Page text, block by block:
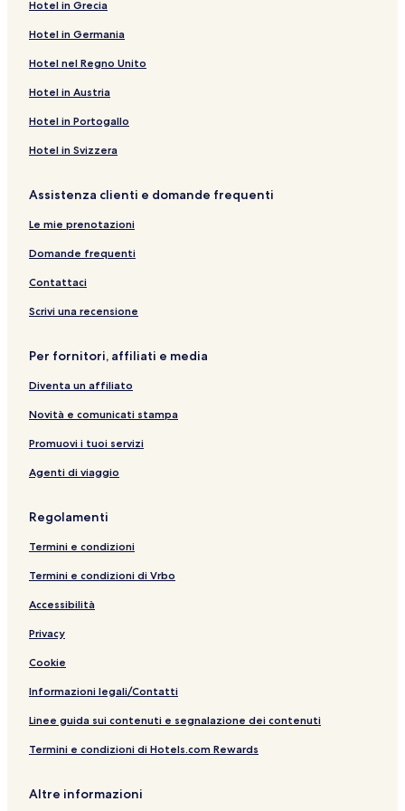
Hotel in Grecia
Hotel in Germania
Hotel nel Regno Unito
Hotel in Austria
Hotel in Portogallo
Hotel in Svizzera
Assistenza clienti e domande frequenti
Le mie prenotazioni
Domande frequenti
Contattaci
Scrivi una recensione
Per fornitori, affiliati e media
Diventa un affiliato
Novità e comunicati stampa
Promuovi i tuoi servizi
Agenti di viaggio
Regolamenti
Termini e condizioni
Termini e condizioni di Vrbo
Accessibilità
Privacy
Cookie
Informazioni legali/Contatti
Linee guida sui contenuti e segnalazione dei contenuti
Termini e condizioni di Hotels.com Rewards
Altre informazioni